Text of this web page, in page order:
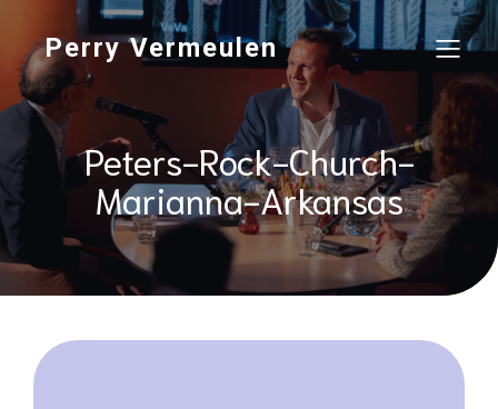
Perry Vermeulen
Peters-Rock-Church-
Marianna-Arkansas